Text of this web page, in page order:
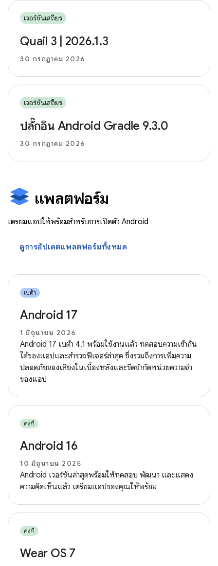
เวอร์ชันเสถียร
Quail 3 | 2026.1.3
30 กรกฎาคม 2026
เวอร์ชันเสถียร
ปลั๊กอิน Android Gradle 9.3.0
30 กรกฎาคม 2026
แพลตฟอร์ม
เตรียมแอปให้พร้อมสำหรับการเปิดตัว Android
ดูการอัปเดตแพลตฟอร์มทั้งหมด
เบต้า
Android 17
1 มิถุนายน 2026
Android 17 เบต้า 4.1 พร้อมใช้งานแล้ว ทดสอบความเข้ากัน
ได้ของแอปและสำรวจฟีเจอร์ล่าสุด ซึ่งรวมถึงการเพิ่มความ
ปลอดภัยของเสียงในเบื้องหลังและขีดจำกัดหน่วยความจำ
ของแอป
คงที่
Android 16
10 มิถุนายน 2025
Android เวอร์ชันล่าสุดพร้อมให้ทดสอบ พัฒนา และแสดง
ความคิดเห็นแล้ว เตรียมแอปของคุณให้พร้อม
คงที่
Wear OS 7